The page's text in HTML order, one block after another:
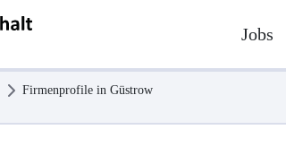
Jobs
Firmenprofile in Güstrow